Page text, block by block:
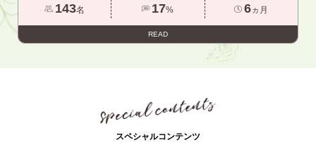
143名 17% 6ヵ月
READ
スペシャルコンテンツ